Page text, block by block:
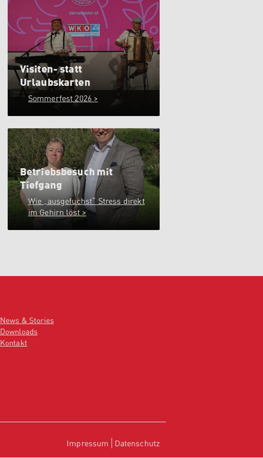
Visiten- statt
Urlaubskarten
Sommerfest 2026 >
Betriebsbesuch mit
Tiefgang
Wie „ausgefuchst“ Stress direkt
im Gehirn löst >
News & Stories
Downloads
Kontakt
Impressum Datenschutz